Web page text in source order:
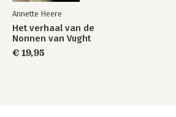
Annette Heere
Het verhaal van de
Nonnen van Vught
€ 19,95